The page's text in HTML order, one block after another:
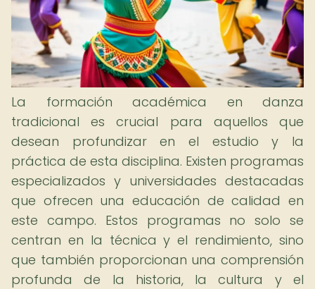
La formación académica en danza
tradicional es crucial para aquellos que
desean profundizar en el estudio y la
práctica de esta disciplina. Existen programas
especializados y universidades destacadas
que ofrecen una educación de calidad en
este campo. Estos programas no solo se
centran en la técnica y el rendimiento, sino
que también proporcionan una comprensión
profunda de la historia, la cultura y el